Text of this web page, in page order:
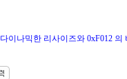
다이나믹한 리사이즈와 0xF012 의